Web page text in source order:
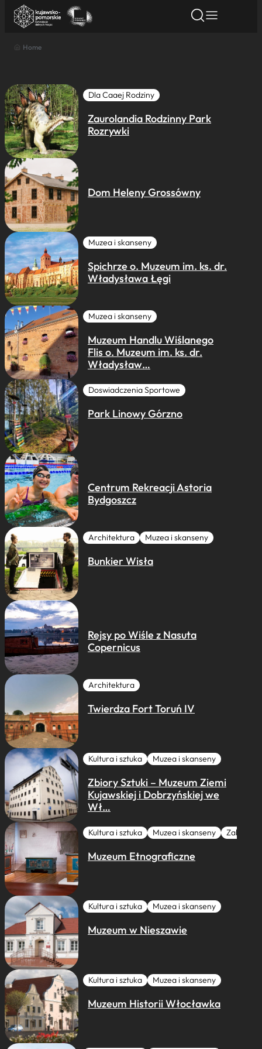
Nazwa atrakcji
Miasto
Kategoria
Home
Dla Caaej Rodziny
Zaurolandia Rodzinny Park
Rozrywki
Dom Heleny Grossówny
Muzea i skanseny
Spichrze o. Muzeum im. ks. dr.
Władysława Łęgi
Muzea i skanseny
Muzeum Handlu Wiślanego
Flis o. Muzeum im. ks. dr.
Władysław…
Doswiadczenia Sportowe
Park Linowy Górzno
Centrum Rekreacji Astoria
Bydgoszcz
Architektura Muzea i skanseny
Bunkier Wisła
Rejsy po Wiśle z Nasuta
Copernicus
Architektura
Twierdza Fort Toruń IV
Kultura i sztuka Muzea i skanseny
Zbiory Sztuki – Muzeum Ziemi
Kujawskiej i Dobrzyńskiej we
Wł…
Kultura i sztuka Muzea i skanseny Zabytki I
Muzeum Etnograficzne
Kultura i sztuka Muzea i skanseny
Muzeum w Nieszawie
Kultura i sztuka Muzea i skanseny
Muzeum Historii Włocławka